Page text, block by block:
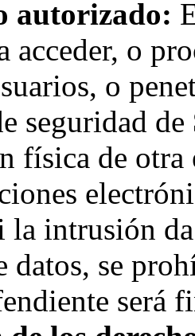
autorizado:
acceder, o
o
seguridad de
física de otra
la intrusión
datos, se
será